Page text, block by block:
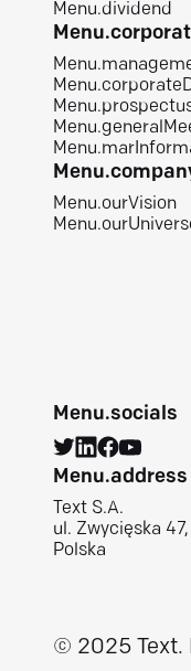
Menu.dividend
Menu.ourVision
Menu.socials
Menu.address
Text S.A.
ul. Zwycięska
Polska
© 2025 Text.